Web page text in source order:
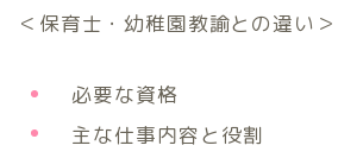
＜保育士・幼稚園教諭との違い＞
必要な資格
主な仕事内容と役割